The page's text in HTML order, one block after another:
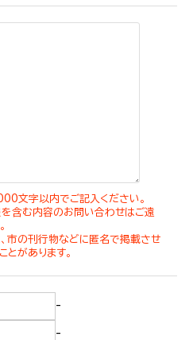
文字以内でご記入ください。
含む内容のお問い合わせはご遠
市の刊行物などに匿名で掲載させ
とがあります。
-
-